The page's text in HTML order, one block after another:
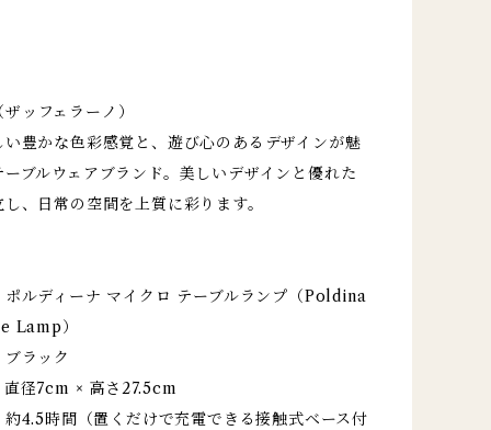
ッフェラーノ）
豊かな色彩感覚と、遊び心のあるデザインが魅
ブルウェアブランド。美しいデザインと優れた
、日常の空間を上質に彩ります。
ルディーナ マイクロ テーブルランプ（Poldina
Lamp）
ラック
径7cm × 高さ27.5cm
4.5時間（置くだけで充電できる接触式ベース付